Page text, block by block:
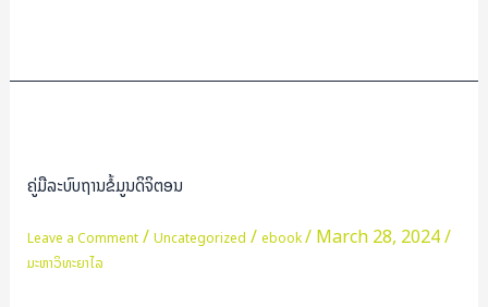
ຄູ່ມືລະບົບຖານຂໍ້ມູນດິຈິຕອນ
Leave a Comment / Uncategorized / ebook/March 28, 2024/
ມະຫາວິທະຍາໄລ
ຖານ
ຂໍ້
ມູນ
ດິຈິ